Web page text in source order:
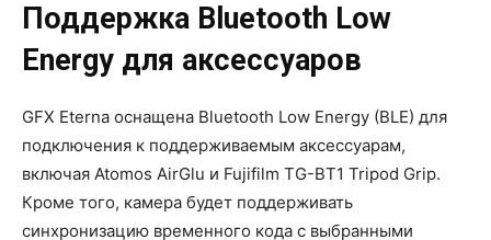
Поддержка Bluetooth Low
Energy для аксессуаров
GFX Eterna оснащена Bluetooth Low Energy (BLE) для
подключения к поддерживаемым аксессуарам,
включая Atomos AirGlu и Fujifilm TG-BT1 Tripod Grip.
Кроме того, камера будет поддерживать
синхронизацию временного кода с выбранными